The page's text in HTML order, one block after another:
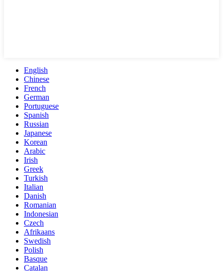
English
Chinese
French
German
Portuguese
Spanish
Russian
Japanese
Korean
Arabic
Irish
Greek
Turkish
Italian
Danish
Romanian
Indonesian
Czech
Afrikaans
Swedish
Polish
Basque
Catalan